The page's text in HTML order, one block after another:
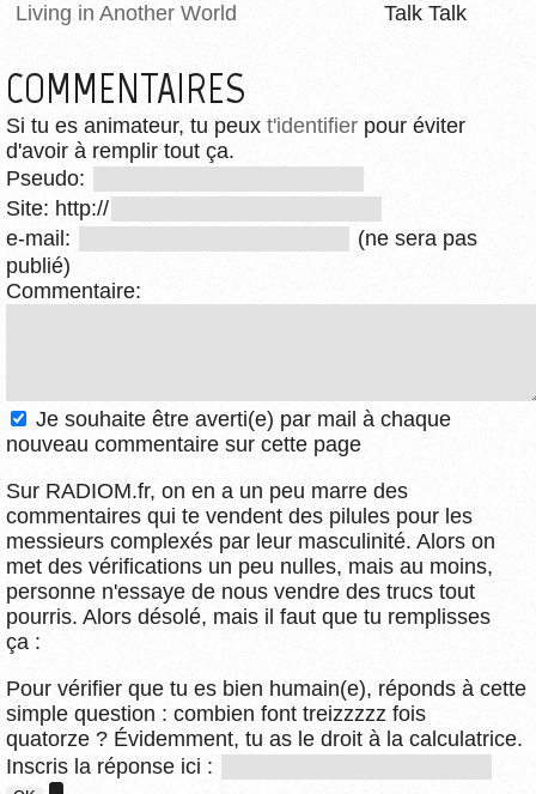
Living in Another World
Talk Talk
COMMENTAIRES
Si tu es animateur, tu peux t'identifier pour éviter
d'avoir à remplir tout ça.
Pseudo:
Site: http://
e-mail:
(ne sera pas
publié)
Commentaire:
Je souhaite être averti(e) par mail à chaque
nouveau commentaire sur cette page
Sur RADIOM.fr, on en a un peu marre des
commentaires qui te vendent des pilules pour les
messieurs complexés par leur masculinité. Alors on
met des vérifications un peu nulles, mais au moins,
personne n'essaye de nous vendre des trucs tout
pourris. Alors désolé, mais il faut que tu remplisses
ça :
Pour vérifier que tu es bien humain(e), réponds à cette
simple question : combien font treizzzzz fois
quatorze ? Évidemment, tu as le droit à la calculatrice.
Inscris la réponse ici :